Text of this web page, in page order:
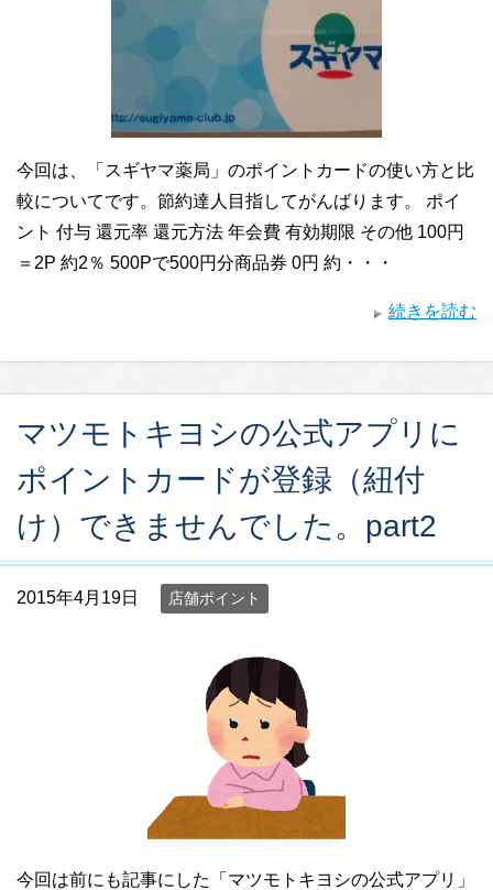
今回は、「スギヤマ薬局」のポイントカードの使い方と比
較についてです。節約達人目指してがんばります。 ポイ
ント 付与 還元率 還元方法 年会費 有効期限 その他 100円
＝2P 約2％ 500Pで500円分商品券 0円 約・・・
続きを読む
マツモトキヨシの公式アプリに
ポイントカードが登録（紐付
け）できませんでした。part2
2015年4月19日 店舗ポイント
今回は前にも記事にした「マツモトキヨシの公式アプリ」